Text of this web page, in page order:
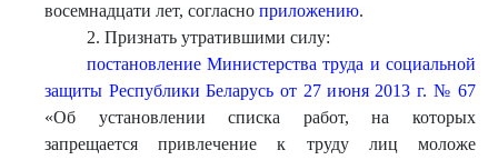
восемнадцати лет, согласно приложению.
2. Признать утратившими силу:
постановление Министерства труда и социальной
защиты Республики Беларусь от 27 июня 2013 г. № 67
«Об установлении списка работ, на которых
запрещается привлечение к труду лиц моложе